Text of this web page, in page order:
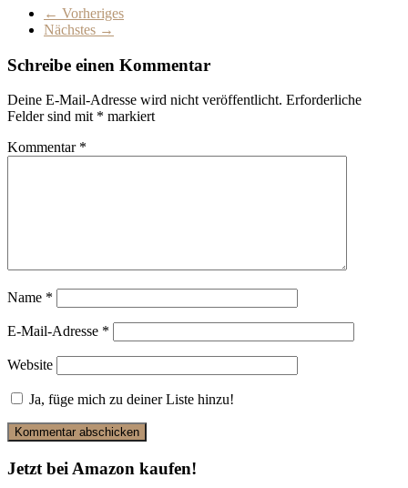
← Vorheriges
Nächstes →
Schreibe einen Kommentar
Deine E-Mail-Adresse wird nicht veröffentlicht. Erforderliche
Felder sind mit * markiert
Kommentar *
Name *
E-Mail-Adresse *
Website
Ja, füge mich zu deiner Liste hinzu!
Jetzt bei Amazon kaufen!